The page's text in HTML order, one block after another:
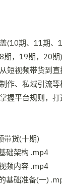
(10期、11期
，19期，20期
短视频带货到
作、私域引流
握平台规则，
带货(十期)
础架构 .mp4
频内容 .mp4
基础准备(一)